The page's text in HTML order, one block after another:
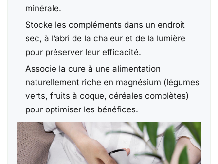
minérale.
Stocke les compléments dans un endroit
sec, à l’abri de la chaleur et de la lumière
pour préserver leur efficacité.
Associe la cure à une alimentation
naturellement riche en magnésium (légumes
verts, fruits à coque, céréales complètes)
pour optimiser les bénéfices.